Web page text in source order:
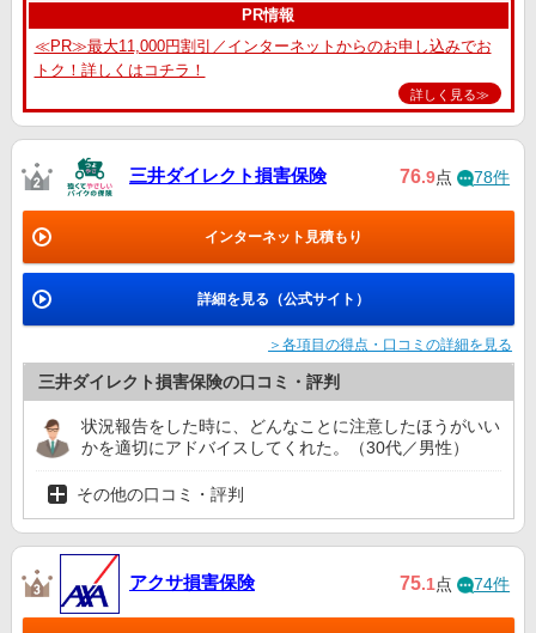
PR情報
≪PR≫最大11,000円割引／インターネットからのお申し込みでお
トク！詳しくはコチラ！
詳しく見る≫
三井ダイレクト損害保険 76.9点 78件
インターネット見積もり
詳細を見る（公式サイト）
＞各項目の得点・口コミの詳細を見る
三井ダイレクト損害保険の口コミ・評判
状況報告をした時に、どんなことに注意したほうがいい
かを適切にアドバイスしてくれた。（30代／男性）
その他の口コミ・評判
アクサ損害保険 75.1点 74件